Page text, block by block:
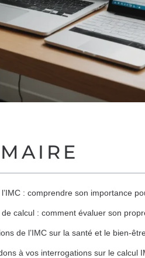
: comprendre son importance
calcul : comment évaluer son
de l’IMC sur la santé et le bien-
à vos interrogations sur le calcul